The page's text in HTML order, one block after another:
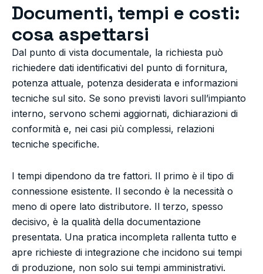
Documenti, tempi e costi:
cosa aspettarsi
Dal punto di vista documentale, la richiesta può
richiedere dati identificativi del punto di fornitura,
potenza attuale, potenza desiderata e informazioni
tecniche sul sito. Se sono previsti lavori sull’impianto
interno, servono schemi aggiornati, dichiarazioni di
conformità e, nei casi più complessi, relazioni
tecniche specifiche.
I tempi dipendono da tre fattori. Il primo è il tipo di
connessione esistente. Il secondo è la necessità o
meno di opere lato distributore. Il terzo, spesso
decisivo, è la qualità della documentazione
presentata. Una pratica incompleta rallenta tutto e
apre richieste di integrazione che incidono sui tempi
di produzione, non solo sui tempi amministrativi.